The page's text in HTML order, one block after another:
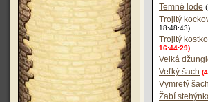
Temné lode (
Trojitý
18:48:43)
Trojitý
16:44:29)
Velká
Veľký šach
Vymretý šach
Žabí